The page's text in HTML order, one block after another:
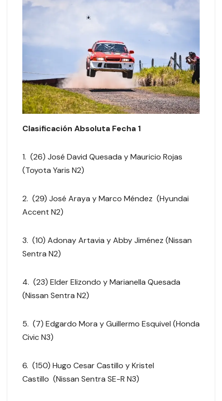
Clasificación Absoluta Fecha 1
1. (26) José David Quesada y Mauricio Rojas
(Toyota Yaris N2)
2. (29) José Araya y Marco Méndez (Hyundai
Accent N2)
3. (10) Adonay Artavia y Abby Jiménez (Nissan
Sentra N2)
4. (23) Elder Elizondo y Marianella Quesada
(Nissan Sentra N2)
5. (7) Edgardo Mora y Guillermo Esquivel (Honda
Civic N3)
6. (150) Hugo Cesar Castillo y Kristel
Castillo (Nissan Sentra SE-R N3)